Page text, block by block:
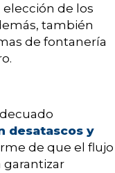
elección de los
también
de fontanería
desatascos y
de que el flujo
garantizar